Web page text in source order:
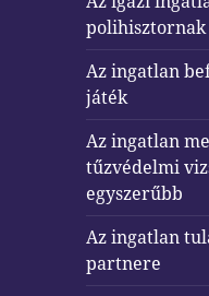
Az ingatlan
játék
Az ingatlan
tűzvédelmi
egyszerűbb
Az ingatlan
partnere